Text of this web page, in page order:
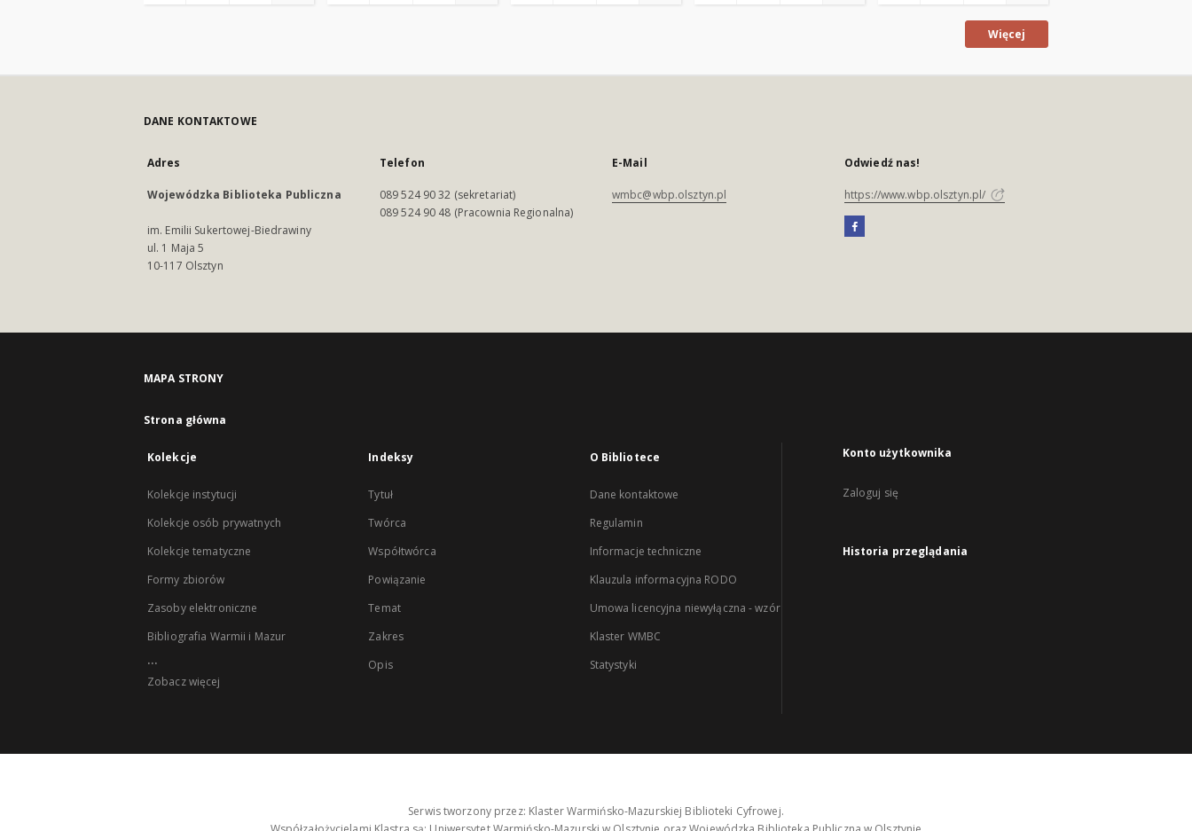
Więcej
DANE KONTAKTOWE
Adres
Wojewódzka Biblioteka Publiczna
im. Emilii Sukertowej-Biedrawiny
ul. 1 Maja 5
10-117 Olsztyn
Telefon
089 524 90 32 (sekretariat)
089 524 90 48 (Pracownia Regionalna)
E-Mail
wmbc@wbp.olsztyn.pl
Odwiedź nas!
https://www.wbp.olsztyn.pl/
MAPA STRONY
Strona główna
Kolekcje
Kolekcje instytucji
Kolekcje osób prywatnych
Kolekcje tematyczne
Formy zbiorów
Zasoby elektroniczne
Bibliografia Warmii i Mazur
...
Zobacz więcej
Indeksy
Tytuł
Twórca
Współtwórca
Powiązanie
Temat
Zakres
Opis
O Bibliotece
Dane kontaktowe
Regulamin
Informacje techniczne
Klauzula informacyjna RODO
Umowa licencyjna niewyłączna - wzór
Klaster WMBC
Statystyki
Konto użytkownika
Zaloguj się
Historia przeglądania
Serwis tworzony przez: Klaster Warmińsko-Mazurskiej Biblioteki Cyfrowej.